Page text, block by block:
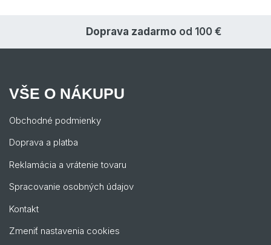
Doprava zadarmo od 100 €
VŠE O NÁKUPU
Obchodné podmienky
Doprava a platba
Reklamácia a vrátenie tovaru
Spracovanie osobných údajov
Kontakt
Zmeniť nastavenia cookies